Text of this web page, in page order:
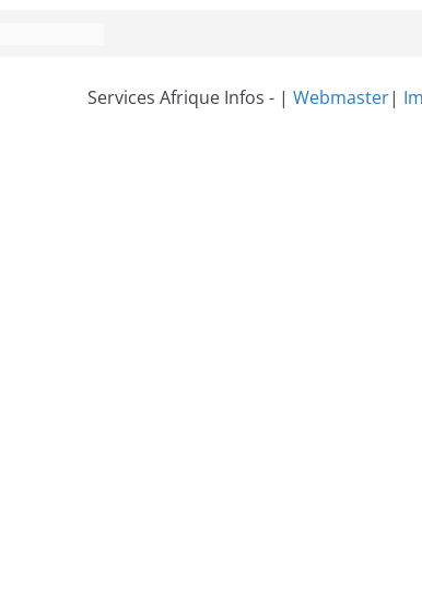
Services Afrique Infos - | Webmaster|